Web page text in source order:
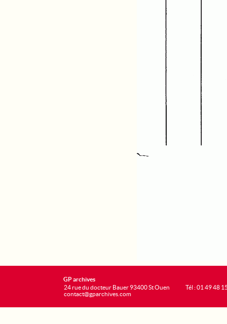
GP archives
24 rue du docteur Bauer 93400 St Ouen
contact@gparchives.com
Tél : 01 49 48